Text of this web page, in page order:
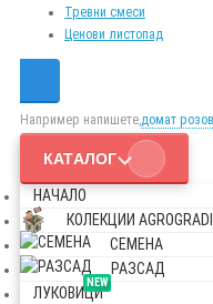
Тревни смеси
Ценови листопад
Например напишете,домат
КАТАЛОГ
НАЧАЛО
КОЛЕКЦИИ
СЕМЕНА
РАЗСАД
NEW
ЛУКОВИЦИ